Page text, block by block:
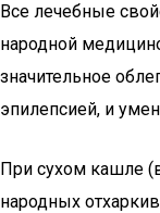
Все лечебные
народной
значительное
эпилепсией, и
При сухом кашле
народных